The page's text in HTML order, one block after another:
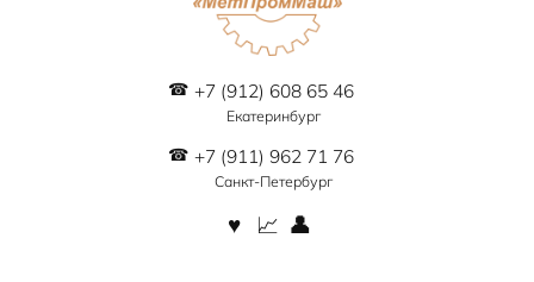
+7 (912) 608 65 46
Екатеринбург
+7 (911) 962 71 76
Санкт-Петербург